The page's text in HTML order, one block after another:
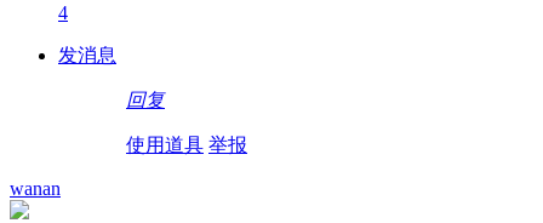
4
发消息
回复
使用道具 举报
wanan